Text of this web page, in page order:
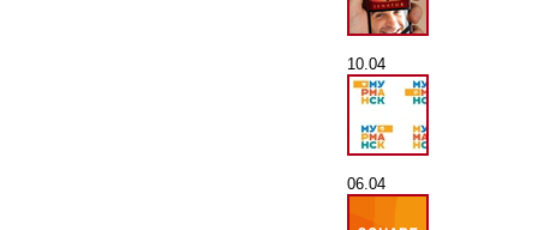
10.04
06.04